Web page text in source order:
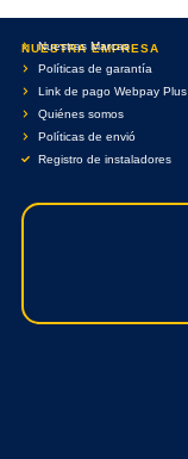
NUESTRA EMPRESA
Nuestras Marcas
Políticas de garantía
Link de pago Webpay Plus
Quiénes somos
Políticas de envió
Registro de instaladores